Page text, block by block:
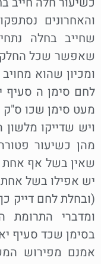
והאחרונים
שחייב בחלה
שאפשר שכל
ומכיון שהוא
לחם סימן ה
מעט סימן שכו ס"ק
ויש שדייקו
מהן כשיעור
שאין בשל אף אחת
יש אפילו בשל אחת
(ובחלת לחם דייק
ומדברי התרומת
בסימן שכד סעיף
אמנם מפירוש